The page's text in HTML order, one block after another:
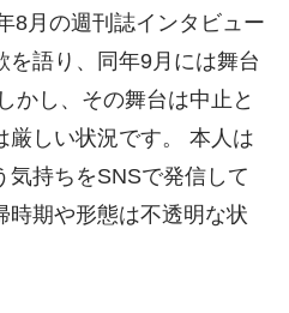
8月の週刊誌インタビュー
を語り、同年9月には舞台
かし、その舞台は中止と
厳しい状況です。 本人は
気持ちをSNSで発信して
時期や形態は不透明な状